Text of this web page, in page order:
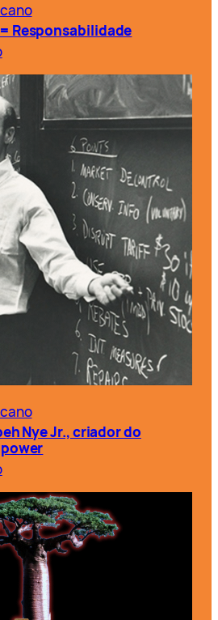
Responsabilidade
Nye Jr., criador do